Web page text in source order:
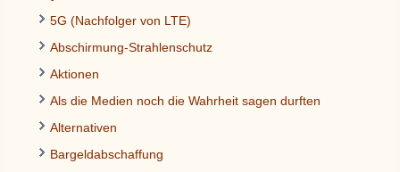
5G (Nachfolger von LTE)
Abschirmung-Strahlenschutz
Aktionen
Als die Medien noch die Wahrheit sagen durften
Alternativen
Bargeldabschaffung